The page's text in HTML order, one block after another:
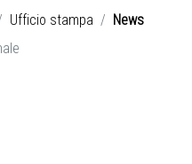
Ufficio stampa
News